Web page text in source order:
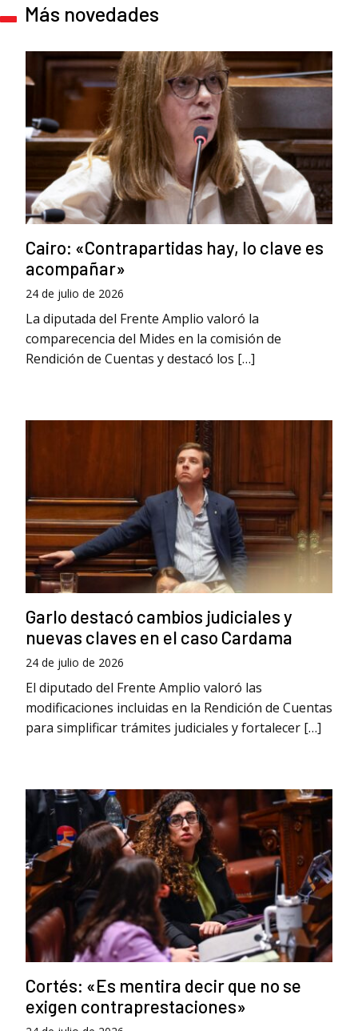
Más novedades
Cairo: «Contrapartidas hay, lo clave es
acompañar»
24 de julio de 2026
La diputada del Frente Amplio valoró la
comparecencia del Mides en la comisión de
Rendición de Cuentas y destacó los […]
Garlo destacó cambios judiciales y
nuevas claves en el caso Cardama
24 de julio de 2026
El diputado del Frente Amplio valoró las
modificaciones incluidas en la Rendición de Cuentas
para simplificar trámites judiciales y fortalecer […]
Cortés: «Es mentira decir que no se
exigen contraprestaciones»